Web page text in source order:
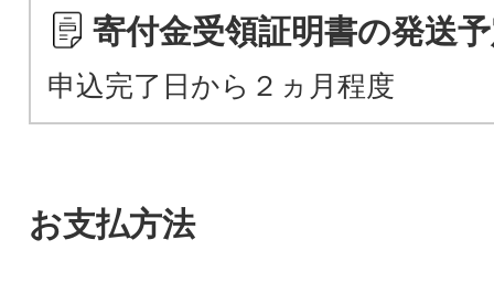
寄付金受領証明書の発送
申込完了日から２ヵ月程度
お支払方法